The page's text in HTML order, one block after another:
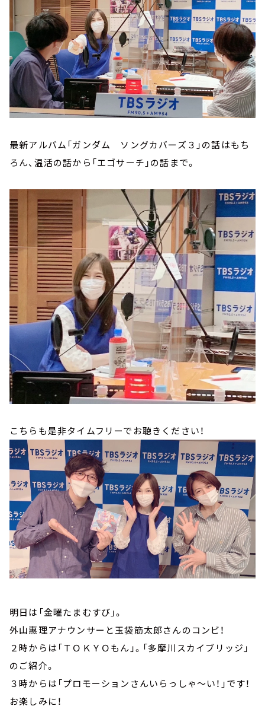
最新アルバム「ガンダム ソングカバーズ３」の話はもち
ろん、温活の話から「エゴサーチ」の話まで。
こちらも是非タイムフリーでお聴きください！
明日は「金曜たまむすび」。
外山惠理アナウンサーと玉袋筋太郎さんのコンビ！
２時からは「ＴＯＫＹＯもん」。「多摩川スカイブリッジ」
のご紹介。
３時からは「プロモーションさんいらっしゃ～い！」です！
お楽しみに！